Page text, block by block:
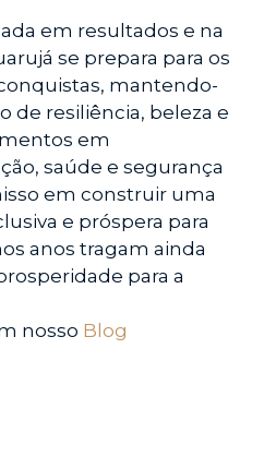
em resultados e na
se prepara para os
mantendo-
de resiliência, beleza e
em
saúde e segurança
em construir uma
e próspera para
anos tragam ainda
para a
nosso Blog